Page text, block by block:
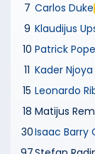
7 Carlos Duke
9 Klaudijus
10 Patrick
11 Kader
15 Leonardo
18 Matijus
30Isaac Barry